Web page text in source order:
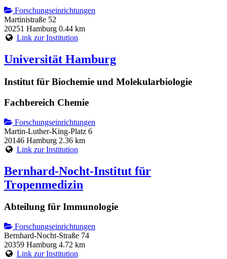
Forschungseinrichtungen
Martinistraße 52
20251 Hamburg 0.44 km
Link zur Institution
Universität Hamburg
Institut für Biochemie und Molekularbiologie
Fachbereich Chemie
Forschungseinrichtungen
Martin-Luther-King-Platz 6
20146 Hamburg 2.36 km
Link zur Institution
Bernhard-Nocht-Institut für
Tropenmedizin
Abteilung für Immunologie
Forschungseinrichtungen
Bernhard-Nocht-Straße 74
20359 Hamburg 4.72 km
Link zur Institution